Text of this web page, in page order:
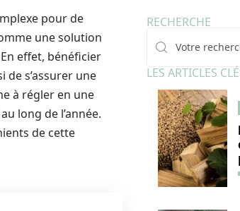
pour de
une solution
effet, bénéficier
de s’assurer une
à régler en une
long de l’année.
de cette
RECHERCHE
LES ARTICLES